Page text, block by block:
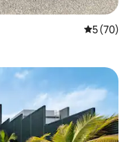
Vidutinis
5 (70)